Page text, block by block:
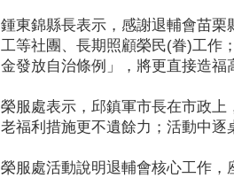
鍾東錦縣長表示，感謝退輔會苗
工等社團、長期照顧榮民(眷)工作
金發放自治條例」，將更直接造福
榮服處表示，邱鎮軍市長在市政
老福利措施更不遺餘力；活動中逐
榮服處活動說明退輔會核心工作